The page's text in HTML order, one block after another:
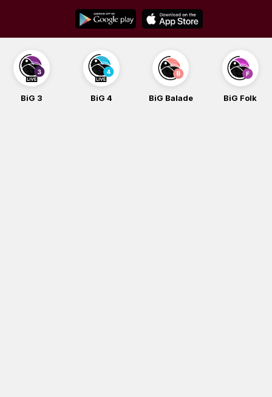
content
BiG 3 BiG 4 BiG Balade BiG Folk